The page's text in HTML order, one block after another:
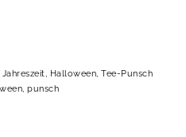
, Halloween, Tee-Punsch
, punsch